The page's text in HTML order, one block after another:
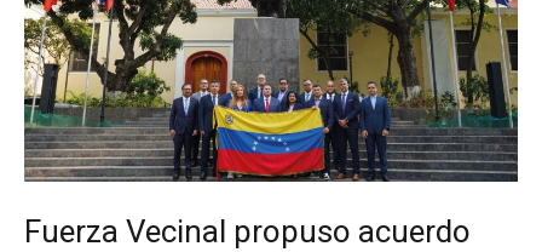
Fuerza Vecinal propuso acuerdo